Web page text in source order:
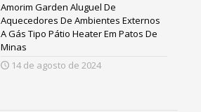
Amorim Garden Aluguel De
Aquecedores De Ambientes Externos
A Gás Tipo Pátio Heater Em Patos De
Minas
14 de agosto de 2024